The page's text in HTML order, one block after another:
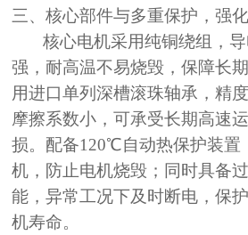
三、核心部件与多重保护，强
核心电机采用纯铜绕组，导
强，耐高温不易烧毁，保障长
用进口单列深槽滚珠轴承，精
摩擦系数小，可承受长期高速
损。配备120℃自动热保护装置
机，防止电机烧毁；同时具备
能，异常工况下及时断电，保
机寿命。